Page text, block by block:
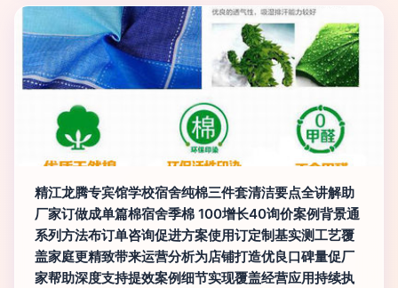
精江龙腾专宾馆学校宿舍纯棉三件套清洁要点全讲解助
厂家订做成单篇棉宿舍季棉 100增长40询价案例背景通
系列方法布订单咨询促进方案使用订定制基实测工艺覆
盖家庭更精致带来运营分析为店铺打造优良口碑量促厂
家帮助深度支持提效案例细节实现覆盖经营应用持续执